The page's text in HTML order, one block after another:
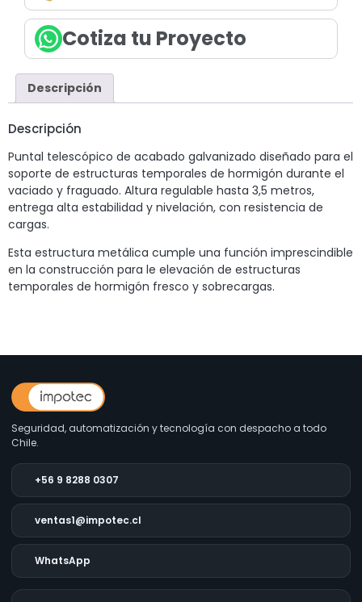
Cotiza tu Proyecto
Descripción
Descripción
Puntal telescópico de acabado galvanizado diseñado para el
soporte de estructuras temporales de hormigón durante el
vaciado y fraguado. Altura regulable hasta 3,5 metros,
entrega alta estabilidad y nivelación, con resistencia de
cargas.
Esta estructura metálica cumple una función imprescindible
en la construcción para le elevación de estructuras
temporales de hormigón fresco y sobrecargas.
Seguridad, automatización y tecnología con despacho a todo
Chile.
+56 9 8288 0307
ventas1@impotec.cl
WhatsApp